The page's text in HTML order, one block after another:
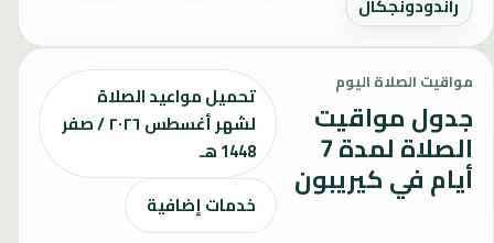
راندودونجكال
مواقيت الصلاة اليوم
جدول مواقيت
الصلاة لمدة 7
أيام في كيريبون
تحميل مواعيد الصلاة
لشهر أغسطس ٢٠٢٦ / صفر
1448 هـ
خدمات إضافية